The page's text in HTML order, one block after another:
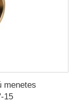
menetes
15